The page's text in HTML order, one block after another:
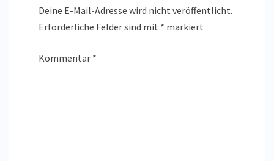
Deine E-Mail-Adresse wird nicht veröffentlicht.
Erforderliche Felder sind mit * markiert
Kommentar *